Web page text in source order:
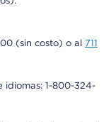
(sin costo) o al 711
idiomas: 1-800-324-